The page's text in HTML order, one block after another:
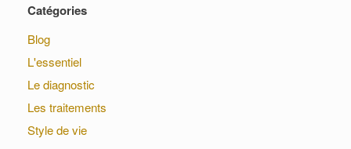
Catégories
Blog
L'essentiel
Le diagnostic
Les traitements
Style de vie